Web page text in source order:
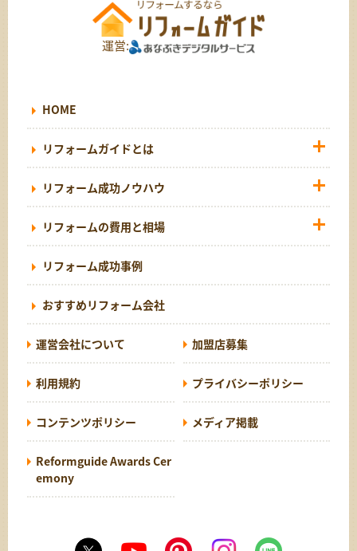
運営:
HOME
リフォームガイドとは
リフォーム成功ノウハウ
リフォームの費用と相場
リフォーム成功事例
おすすめリフォーム会社
運営会社について 加盟店募集
利用規約 プライバシーポリシー
コンテンツポリシー メディア掲載
Reformguide Awards Cer
emony